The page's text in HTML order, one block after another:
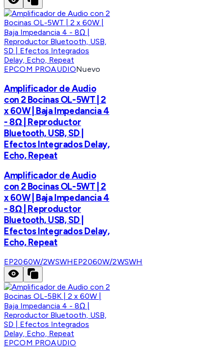
EPCOM PROAUDIONuevo
Amplificador de Audio
con 2 Bocinas OL-5WT | 2
x 60W | Baja Impedancia 4
- 8Ω | Reproductor
Bluetooth, USB, SD |
Efectos Integrados Delay,
Echo, Repeat
Amplificador de Audio
con 2 Bocinas OL-5WT | 2
x 60W | Baja Impedancia 4
- 8Ω | Reproductor
Bluetooth, USB, SD |
Efectos Integrados Delay,
Echo, Repeat
EP2060W/2WSWHEP2060W/2WSWH
EPCOM PROAUDIO